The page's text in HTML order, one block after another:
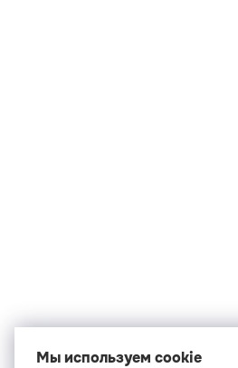
Мы используем cookie